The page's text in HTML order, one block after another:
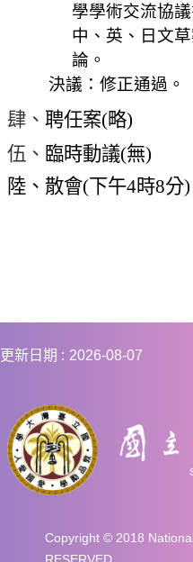
學學術交流協
中、英、日文
論。
決議：修正通過。
肆、 聘任案(略)
伍、 臨時動議(無)
陸、散會(下午4時8分)
更新日期 2026-08-07
Copyright © 2018